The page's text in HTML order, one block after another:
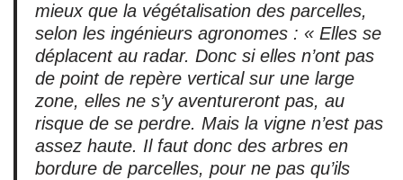
mieux que la végétalisation des parcelles,
selon les ingénieurs agronomes : « Elles se
déplacent au radar. Donc si elles n’ont pas
de point de repère vertical sur une large
zone, elles ne s’y aventureront pas, au
risque de se perdre. Mais la vigne n’est pas
assez haute. Il faut donc des arbres en
bordure de parcelles, pour ne pas qu’ils